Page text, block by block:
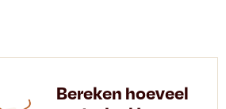
Bereken hoeveel